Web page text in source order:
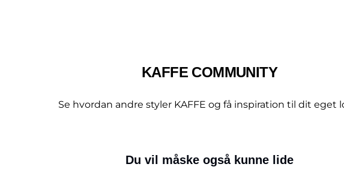
KAFFE COMMUNITY
Se hvordan andre styler KAFFE og få inspiration til dit eget
Du vil måske også kunne lide